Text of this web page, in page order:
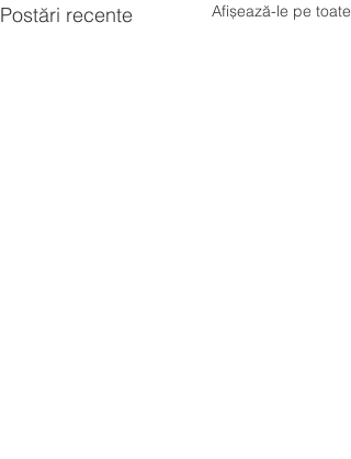
Postări recente Afișează-le pe toate